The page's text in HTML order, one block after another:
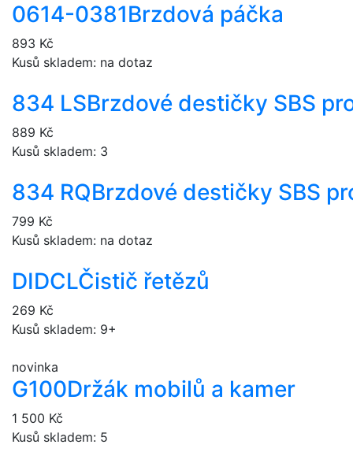
0614-0381Brzdová páčka
893 Kč
Kusů skladem: na dotaz
834 LSBrzdové destičky SBS
889 Kč
Kusů skladem: 3
834 RQBrzdové destičky SBS
799 Kč
Kusů skladem: na dotaz
DIDCLČistič řetězů
269 Kč
Kusů skladem: 9+
novinka
G100Držák mobilů a kamer
1 500 Kč
Kusů skladem: 5